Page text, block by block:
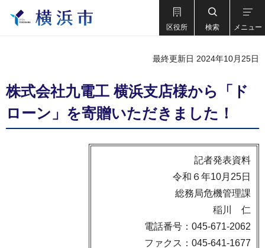
区役所 検索 メニュー
最終更新日 2024年10月25日
株式会社九電工 横浜支店様から「ド
ローン」を寄贈いただきました！
記者発表資料
令和６年10月25日
総務局危機管理課
稲川 仁
電話番号：045-671-2062
ファクス：045-641-1677